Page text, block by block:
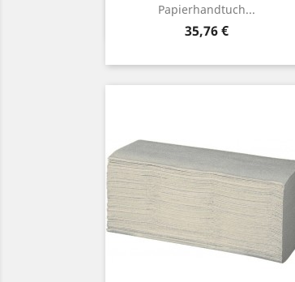
Papierhandtuch...
Preis
35,76 €
Vorschau